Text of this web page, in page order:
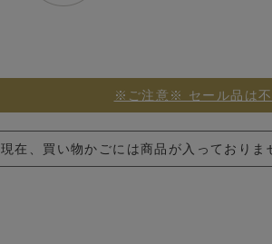
※ご注意※ セール品は不
現在、買い物かごには商品が入っておりま